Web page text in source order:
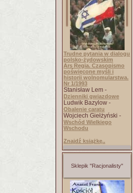
Trudne pytania w dialogu
polsko-żydowskim
Ars Regia. Czasopismo
poświęcone myśli i
historii wolnomularstwa.
Nr 1/1993
Stanisław Lem -
Dzienniki gwiazdowe
Ludwik Bazylow -
Obalenie caratu
Wojciech Giełżyński -
Wschód Wielkiego
Wschodu
Znajdź książkę..
Sklepik "Racjonalisty"